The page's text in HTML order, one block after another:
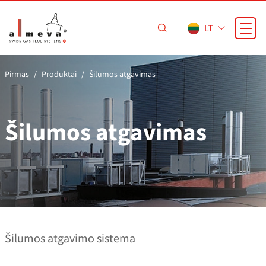
LT
Pirmas Produktai Šilumos atgavimas
Šilumos atgavimas
Šilumos atgavimo sistema